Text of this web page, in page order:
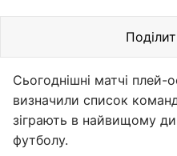
Сьогоднішні матчі
визначили список
зіграють в найвищому
футболу.